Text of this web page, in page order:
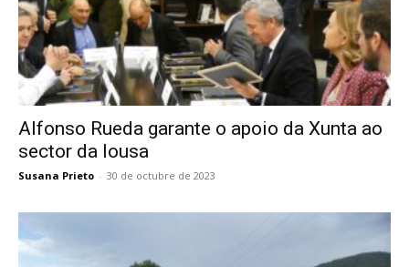
Alfonso Rueda garante o apoio da Xunta ao
sector da lousa
Susana Prieto - 30 de octubre de 2023